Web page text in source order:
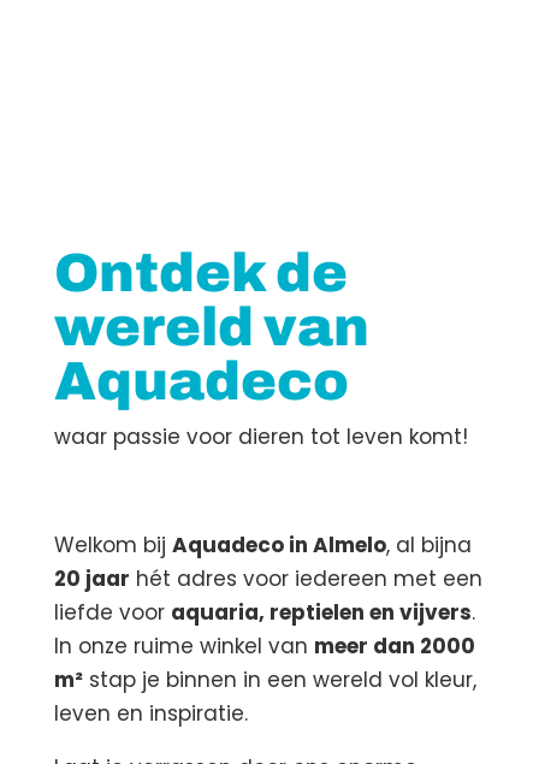
Ontdek de
wereld van
Aquadeco
waar passie voor dieren tot leven komt!
Welkom bij Aquadeco in Almelo, al bijna
20 jaar hét adres voor iedereen met een
liefde voor aquaria, reptielen en vijvers.
In onze ruime winkel van meer dan 2000
m²stap je binnen in een wereld vol kleur,
leven en inspiratie.